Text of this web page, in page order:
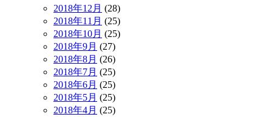
2018年12月 (28)
2018年11月 (25)
2018年10月 (25)
2018年9月 (27)
2018年8月 (26)
2018年7月 (25)
2018年6月 (25)
2018年5月 (25)
2018年4月 (25)